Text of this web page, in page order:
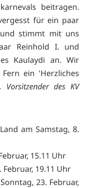
beitragen.
für ein paar
stimmt mit uns
Reinhold I. und
Kaulaydi an. Wir
ein 'Herzliches
des KV
am Samstag, 8.
15.11 Uhr
19.11 Uhr
23. Februar,